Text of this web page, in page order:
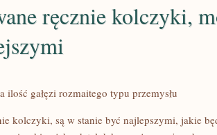
ręcznie kolczyki,
ilość gałęzi rozmaitego typu przemysłu
kolczyki, są w stanie być najlepszymi, jakie